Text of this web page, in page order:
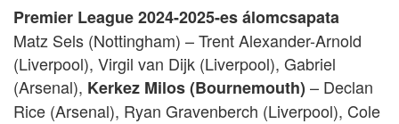
Premier League 2024-2025-es álomcsapata
Matz Sels (Nottingham) – Trent Alexander-Arnold
(Liverpool), Virgil van Dijk (Liverpool), Gabriel
(Arsenal), Kerkez Milos (Bournemouth) – Declan
Rice (Arsenal), Ryan Gravenberch (Liverpool), Cole